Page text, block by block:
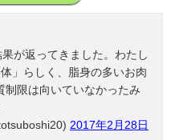
が返ってきました。わたし
」らしく、脂身の多いお肉
制限は向いていなかったみ
2017年2月28日